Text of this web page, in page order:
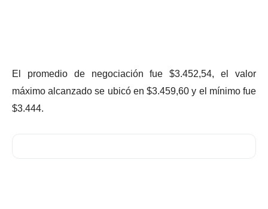
El promedio de negociación fue $3.452,54, el valor
máximo alcanzado se ubicó en $3.459,60 y el mínimo fue
$3.444.